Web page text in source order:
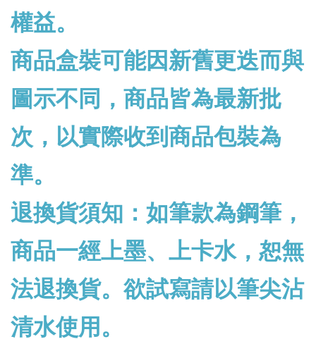
權益。
商品盒裝可能因新舊更迭而與
圖示不同，商品皆為最新批
次，以實際收到商品包裝為
準。
退換貨須知：如筆款為鋼筆，
商品一經上墨、上卡水，恕無
法退換貨。欲試寫請以筆尖沾
清水使用。